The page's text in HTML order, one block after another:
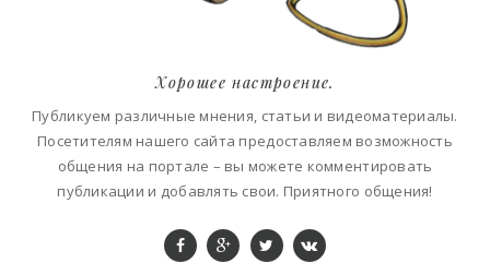
Хорошее настроение.
Публикуем различные мнения, статьи и видеоматериалы.
Посетителям нашего сайта предоставляем возможность
общения на портале – вы можете комментировать
публикации и добавлять свои. Приятного общения!